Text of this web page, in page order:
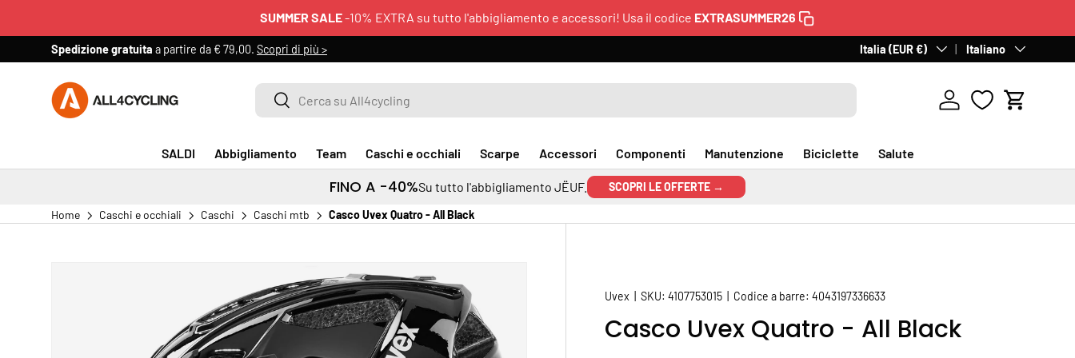
SUMMER SALE-10% EXTRA su tutto l'abbigliamento e accessori! Usa il codice EXTRASUMMER26
Spedizione gratuita a partire da € 79,00. Scopri di più > 60 giorni per il reso . Gratuito in Italia.
Paese/Regione
Italia (EUR €) LinguaItaliano
Cerca su All4cycling
Cerca
Accedi Carrello
SALDI Abbigliamento Team Caschi e occhiali Scarpe Accessori Componenti Manutenzione Biciclette Salute
FINO A -40%Su tutto l'abbigliamento JËUF. SCOPRI LE OFFERTE →
Home Caschi e occhiali Caschi Caschi mtb Casco Uvex Quatro - All Black
PASSA ALLE INFORMAZIONI SUL PRODOTTO Uvex |SKU: 4107753015 Codice a barre: 4043197336633
Casco Uvex Quatro - All Black